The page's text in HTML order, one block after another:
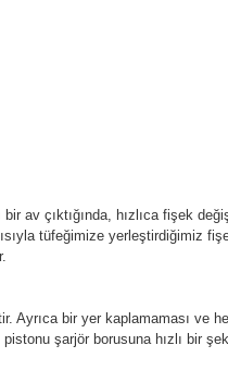
av çıktığında, hızlıca fişek
tüfeğimize yerleştirdiğimiz
bir yer kaplamaması ve
şarjör borusuna hızlı bir